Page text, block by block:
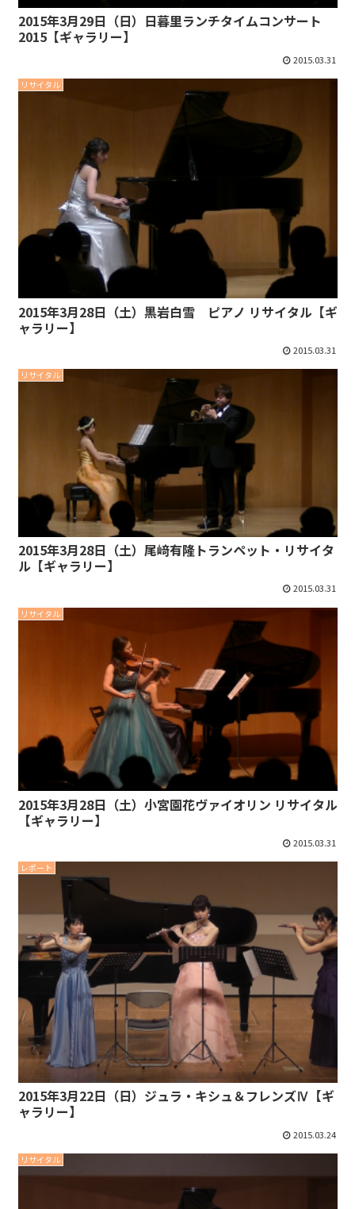
2015年3月29日（日）日暮里ランチタイムコンサート
2015【ギャラリー】
2015.03.31
リサイタル
2015年3月28日（土）黒岩白雪 ピアノ リサイタル【ギ
ャラリー】
2015.03.31
リサイタル
2015年3月28日（土）尾﨑有隆トランペット・リサイタ
ル【ギャラリー】
2015.03.31
リサイタル
2015年3月28日（土）小宮園花ヴァイオリン リサイタル
【ギャラリー】
2015.03.31
レポート
2015年3月22日（日）ジュラ・キシュ＆フレンズⅣ【ギ
ャラリー】
2015.03.24
リサイタル